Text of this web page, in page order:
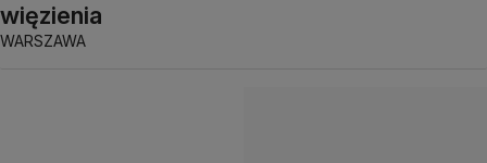
więzienia
WARSZAWA